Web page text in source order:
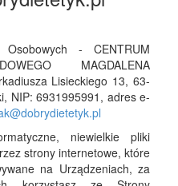
Osobowych - CENTRUM
MAGDALENA
Lisieckiego 13, 63-
NIP: 6931995991, adres e-
niewielkie pliki
strony internetowe, które
na Urządzeniach, za